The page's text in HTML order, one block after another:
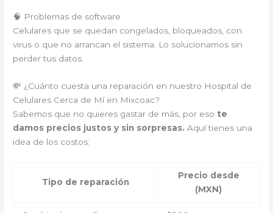
🧠 Problemas de software
Celulares que se quedan congelados, bloqueados, con
virus o que no arrancan el sistema. Lo solucionamos sin
perder tus datos.
💸 ¿Cuánto cuesta una reparación en nuestro Hospital de
Celulares Cerca de Mí en Mixcoac?
Sabemos que no quieres gastar de más, por eso te
damos precios justos y sin sorpresas. Aquí tienes una
idea de los costos:
Tipo de reparación
Precio desde
(MXN)